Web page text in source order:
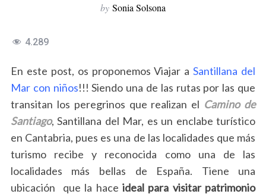
by Sonia Solsona
4.289
En este post, os proponemos Viajar aSantillana del
Mar con niños!!! Siendo una de las rutas por las que
transitan los peregrinos que realizan el Camino de
Santiago, Santillana del Mar, es un enclabe turístico
en Cantabria, pues es una de las localidades que más
turismo recibe y reconocida como una de las
localidades más bellas de España. Tiene una
ubicación que la hace ideal para visitar patrimonio